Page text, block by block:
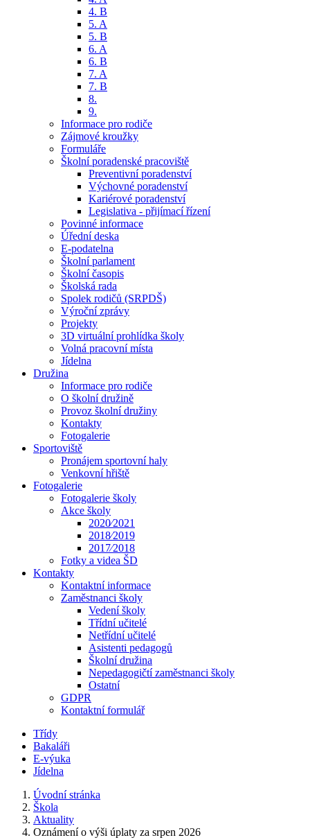
4. B
5. A
5. B
6. A
6. B
7. A
7. B
8.
9.
Informace pro rodiče
Zájmové kroužky
Formuláře
Školní poradenské pracoviště
Preventivní poradenství
Výchovné poradenství
Kariérové poradenství
Legislativa - přijímací řízení
Povinné informace
Úřední deska
E-podatelna
Školní parlament
Školní časopis
Školská rada
Spolek rodičů (SRPDŠ)
Výroční zprávy
Projekty
3D virtuální prohlídka školy
Volná pracovní místa
Jídelna
Družina
Informace pro rodiče
O školní družině
Provoz školní družiny
Kontakty
Fotogalerie
Sportoviště
Pronájem sportovní haly
Venkovní hřiště
Fotogalerie
Fotogalerie školy
Akce školy
2020⁄2021
2018⁄2019
2017⁄2018
Fotky a videa ŠD
Kontakty
Kontaktní informace
Zaměstnanci školy
Vedení školy
Třídní učitelé
Netřídní učitelé
Asistenti pedagogů
Školní družina
Nepedagogičtí zaměstnanci školy
Ostatní
GDPR
Kontaktní formulář
Třídy
Bakaláři
E-výuka
Jídelna
Úvodní stránka
Škola
Aktuality
Oznámení o výši úplaty za srpen 2026